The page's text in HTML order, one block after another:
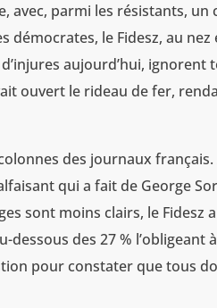
avec, parmi les résistants,
démocrates, le Fidesz, au
aujourd’hui,
ouvert le rideau de fer,
des journaux
qui a fait de George
sont moins clairs, le Fidesz
dessous des 27 % l’obligeant
pour constater que tous